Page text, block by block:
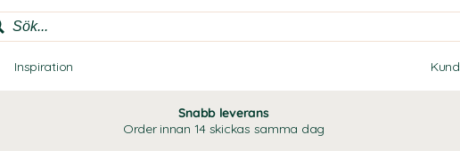
Inspiration
Snabb leverans
Order innan 14 skickas samma dag